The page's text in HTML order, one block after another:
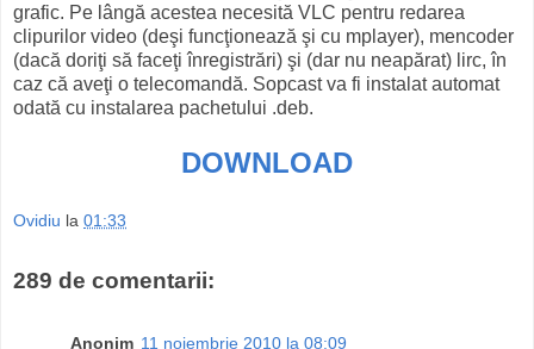
grafic. Pe lângă acestea necesită VLC pentru redarea
clipurilor video (deşi funcţionează şi cu mplayer), mencoder
(dacă doriţi să faceţi înregistrări) şi (dar nu neapărat) lirc, în
caz că aveţi o telecomandă. Sopcast va fi instalat automat
odată cu instalarea pachetului .deb.
DOWNLOAD
Ovidiu la 01:33
289 de comentarii:
Anonim 11 noiembrie 2010 la 08:09